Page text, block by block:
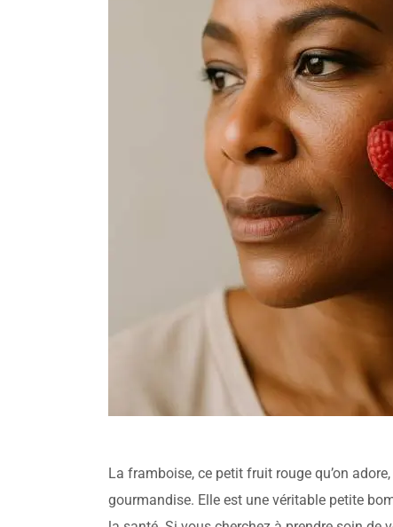
La framboise, ce petit fruit rouge qu’on
gourmandise. Elle est une véritable petite